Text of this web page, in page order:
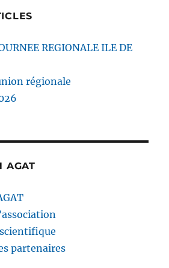
REGIONALE ILE DE
régionale
AGAT
partenaires